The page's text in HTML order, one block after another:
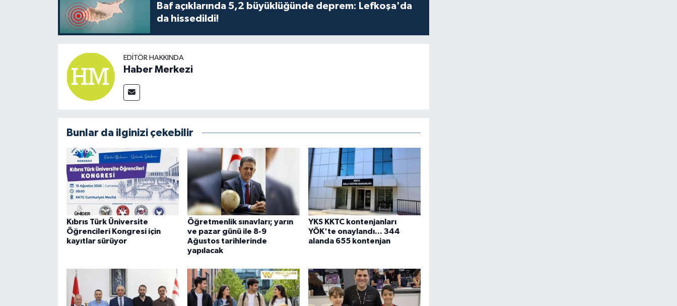
Baf açıklarında 5,2 büyüklüğünde deprem: Lefkoşa'da
da hissedildi!
EDITÖR HAKKINDA
Haber Merkezi
Bunlar da ilginizi çekebilir
Kıbrıs Türk Üniversite
Öğrencileri Kongresi için
kayıtlar sürüyor
Öğretmenlik sınavları; yarın
ve pazar günü ile 8-9
Ağustos tarihlerinde
yapılacak
YKS KKTC kontenjanları
YÖK'te onaylandı... 344
alanda 655 kontenjan